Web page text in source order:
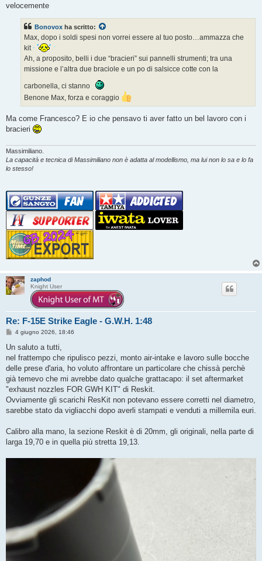
velocemente
Bonovox ha scritto:
Max, dopo i soldi spesi non vorrei essere al tuo posto…ammazza che
kit
Ah, a proposito, belli i due “bracieri” sui pannelli strumenti; tra una
missione e l’altra due braciole e un po di salsicce cotte con la
carbonella, ci stanno
Benone Max, forza e coraggio
Ma come Francesco? E io che pensavo ti aver fatto un bel lavoro con i
bracieri
Massimiliano.
La capacità e tecnica di Massimiliano non è adatta al modellismo, ma lui non lo sa e lo fa
lo stesso!
zaphod
Knight User
Re: F-15E Strike Eagle - G.W.H. 1:48
M
s
a
g
i
o
4 giugno 2026, 18:46
Un saluto a tutti,
nel frattempo che ripulisco pezzi, monto air-intake e lavoro sulle bocche
delle prese d'aria, ho voluto affrontare un particolare che chissà perchè
già temevo che mi avrebbe dato qualche grattacapo: il set aftermarket
"exhaust nozzles FOR GWH KIT" di Reskit.
Ovviamente gli scarichi ResKit non potevano essere corretti nel diametro,
sarebbe stato da vigliacchi dopo averli stampati e venduti a millemila euri.
Calibro alla mano, la sezione Reskit è di 20mm, gli originali, nella parte di
larga 19,70 e in quella più stretta 19,13.